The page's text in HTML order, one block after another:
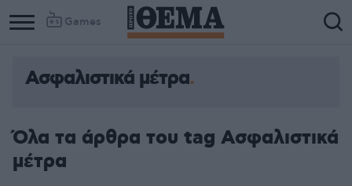
Games
Ασφαλιστικά μέτρα
Όλα τα άρθρα του tag Ασφαλιστικά
μέτρα